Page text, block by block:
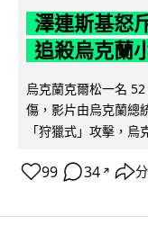
澤連斯基怒
追殺烏克蘭
烏克蘭克爾松一名
傷，影片由烏克蘭總
「狩獵式」攻擊，烏
99 34 ↗